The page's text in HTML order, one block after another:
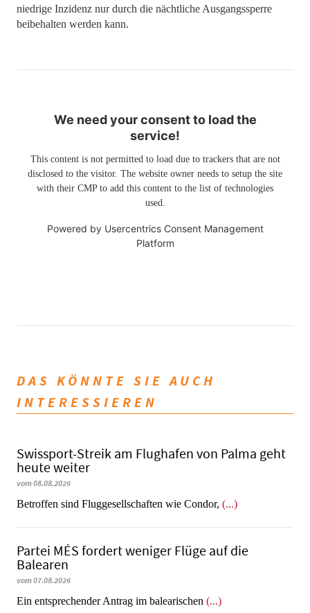
niedrige Inzidenz nur durch die nächtliche Ausgangssperre
beibehalten werden kann.
We need your consent to load the
service!
This content is not permitted to load due to trackers that are not
disclosed to the visitor. The website owner needs to setup the site
with their CMP to add this content to the list of technologies
used.
Powered by Usercentrics Consent Management
Platform
DAS KÖNNTE SIE AUCH
INTERESSIEREN
Swissport-Streik am Flughafen von Palma geht
heute weiter
vom 08.08.2026
Betroffen sind Fluggesellschaften wie Condor, (...)
Partei MÉS fordert weniger Flüge auf die
Balearen
vom 07.08.2026
Ein entsprechender Antrag im balearischen (...)